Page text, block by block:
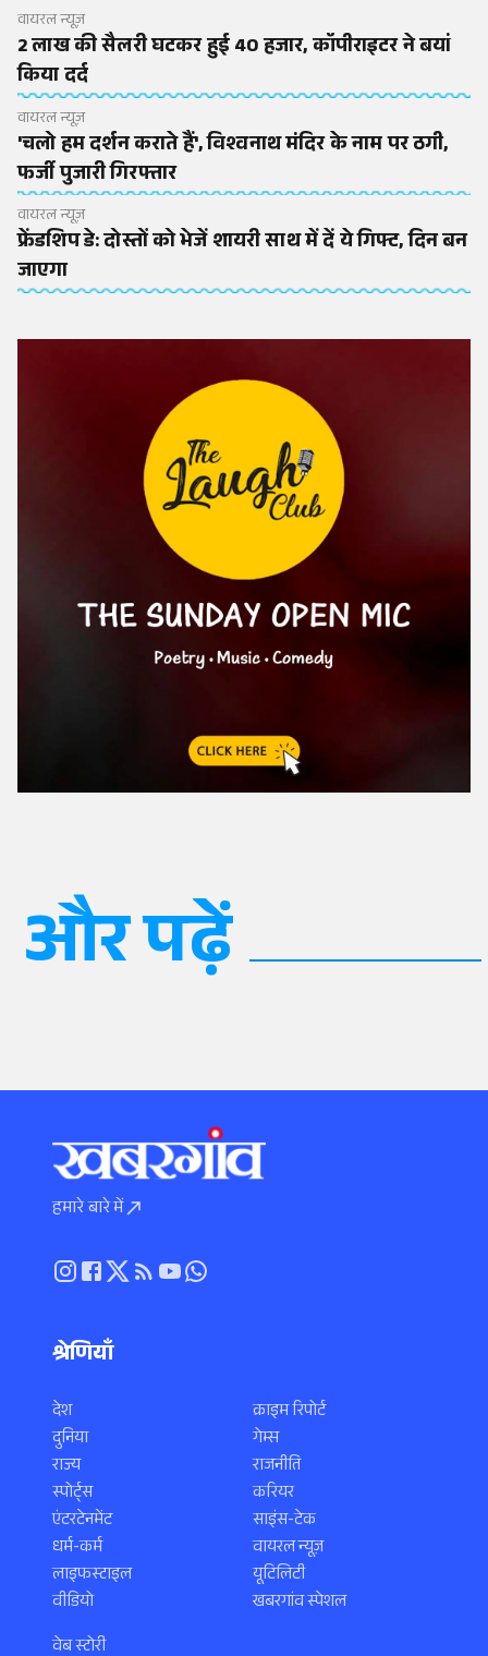
वायरल न्यूज़
2 लाख की सैलरी घटकर हुई 40 हजार, कॉपीराइटर ने बयां
किया दर्द
वायरल न्यूज़
'चलो हम दर्शन कराते हैं', विश्वनाथ मंदिर के नाम पर ठगी,
फर्जी पुजारी गिरफ्तार
वायरल न्यूज़
फ्रेंडशिप डे: दोस्तों को भेजें शायरी साथ में दें ये गिफ्ट, दिन बन
जाएगा
और पढ़ें
हमारे बारे में
श्रेणियाँ
देश
दुनिया
राज्य
स्पोर्ट्स
एंटरटेनमेंट
धर्म-कर्म
लाइफस्टाइल
वीडियो
क्राइम रिपोर्ट
गेम्स
राजनीति
करियर
साइंस-टेक
वायरल न्यूज़
यूटिलिटी
खबरगांव स्पेशल
वेब स्टोरी